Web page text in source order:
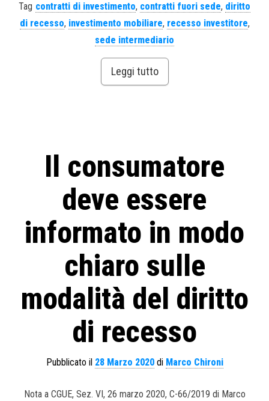
Tag contratti di investimento, contratti fuori sede, diritto
di recesso, investimento mobiliare, recesso investitore,
sede intermediario
Leggi tutto
Il consumatore
deve essere
informato in modo
chiaro sulle
modalità del diritto
di recesso
Pubblicato il 28 Marzo 2020di Marco Chironi
Nota a CGUE, Sez. VI, 26 marzo 2020, C-66/2019 di Marco